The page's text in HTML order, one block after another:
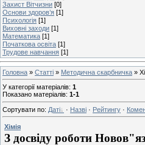
Захист Вітчизни [0]
Основи здоров’я [1]
Психологія [1]
Виховні заходи [1]
Математика [1]
Початкова освіта [1]
Трудове навчання [1]
Головна » Статті » Методична скарбничка »
У категорії матеріалів: 1
Показано матеріалів: 1-1
Сортувати по: Даті · Назві · Рейтингу ·
Хімія
З досвіду роботи